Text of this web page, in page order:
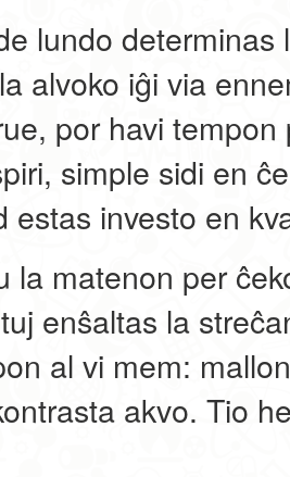
lundo
alvoko iĝi via
por havi
simple sidi en
estas investo en
la matenon per
enŝaltas la
al vi mem:
akvo. Tio